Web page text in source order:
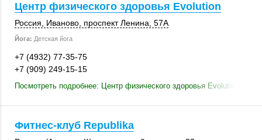
Центр физического здоровья Evolution
Россия Иваново проспект Ленина 57А
Йога: Детская йога
+7 (4932) 77-35-75
+7 (909) 249-15-15
Посмотреть подробнее: Центр физического здоровья Evolution
Фитнес-клуб Republika